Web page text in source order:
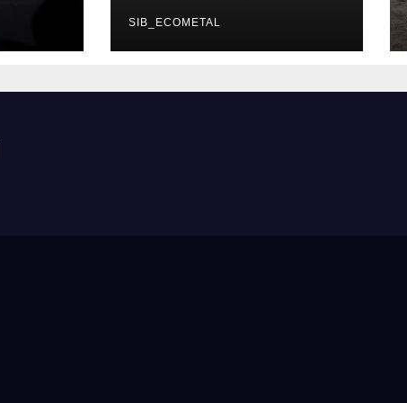
актуальных
профессий
SIB_ECOMETAL